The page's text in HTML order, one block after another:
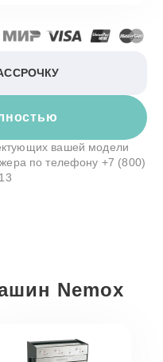
вашей модели
по телефону +7 (800)
Nemox